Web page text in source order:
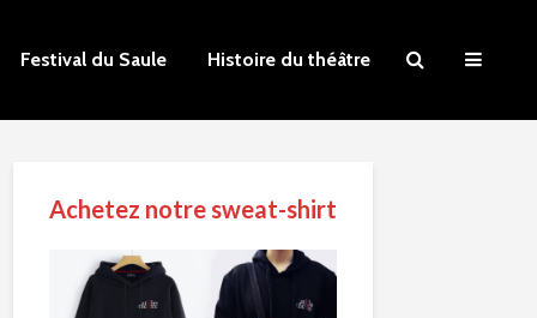
Festival du Saule Histoire du théâtre
Achetez notre sweat-shirt